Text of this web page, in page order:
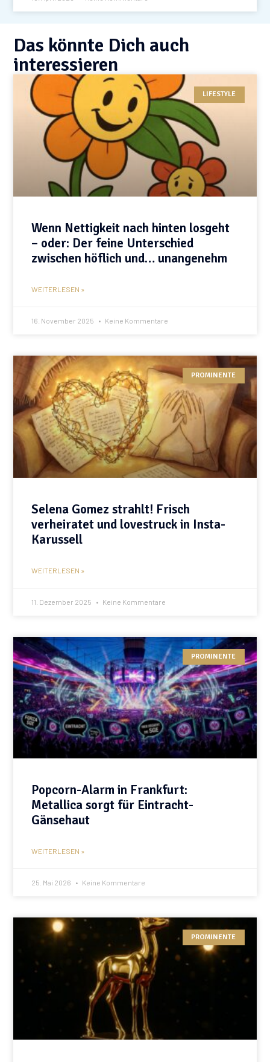
Das könnte Dich auch
interessieren
LIFESTYLE
Wenn Nettigkeit nach hinten losgeht
– oder: Der feine Unterschied
zwischen höflich und… unangenehm
WEITERLESEN »
16. November 2025 Keine Kommentare
PROMINENTE
Selena Gomez strahlt! Frisch
verheiratet und lovestruck in Insta-
Karussell
WEITERLESEN »
11. Dezember 2025 Keine Kommentare
PROMINENTE
Popcorn-Alarm in Frankfurt:
Metallica sorgt für Eintracht-
Gänsehaut
WEITERLESEN »
25. Mai 2026 Keine Kommentare
PROMINENTE